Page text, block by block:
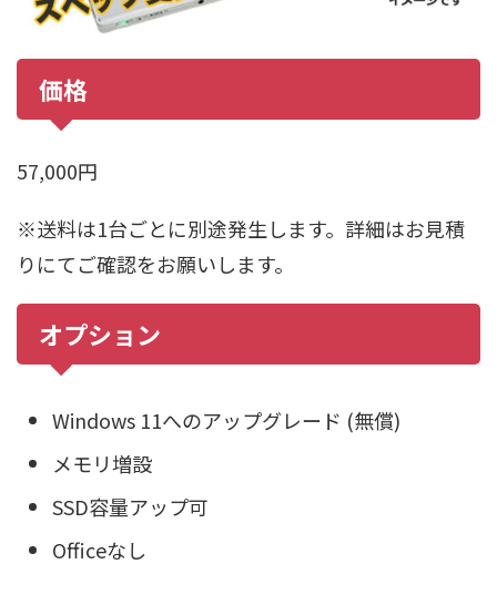
価格
57,000円
※送料は1台ごとに別途発生します。詳細はお見積
りにてご確認をお願いします。
オプション
Windows 11へのアップグレード (無償)
メモリ増設
SSD容量アップ可
Officeなし